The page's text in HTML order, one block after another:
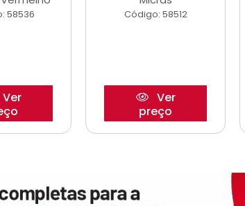
58536
Ver
Código: 58512
Ver
preço